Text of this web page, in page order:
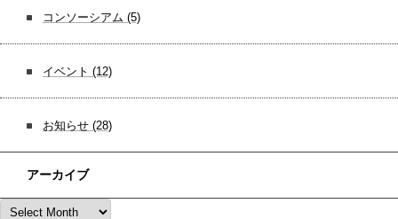
コンソーシアム (5)
イベント (12)
お知らせ (28)
アーカイブ